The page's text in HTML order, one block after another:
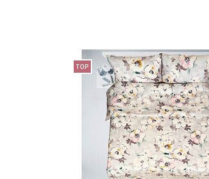
TOP